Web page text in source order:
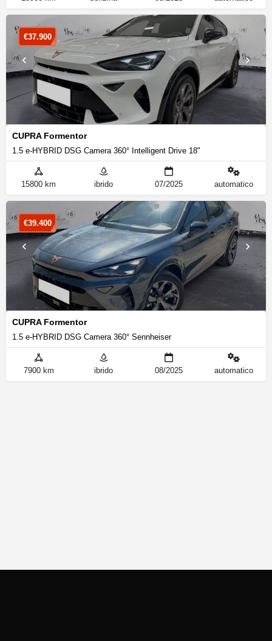
CUPRA Formentor
1.5 e-HYBRID DSG Camera 360° Intelligent Drive 18"
€37.900
15800 km ibrido 07/2025 automatico
CUPRA Formentor
1.5 e-HYBRID DSG Camera 360° Sennheiser
€39.400
7900 km ibrido 08/2025 automatico